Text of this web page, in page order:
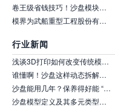
卷王级省钱技巧！沙盘模块化设计，按需组合不浪费，预算不够也能保效果！
模界为武船重型工程股份有限公司设计钢箱梁总拼装厂模型
行业新闻
浅谈3D打印如何改变传统模型开发与原型制作流程
谁懂啊！沙盘这样动态拆解，建筑结构看得明明白白
沙盘能用几年？保养得好能 “长寿”！交付时先问保养秘籍
沙盘模型定义及其多元类型选择指南